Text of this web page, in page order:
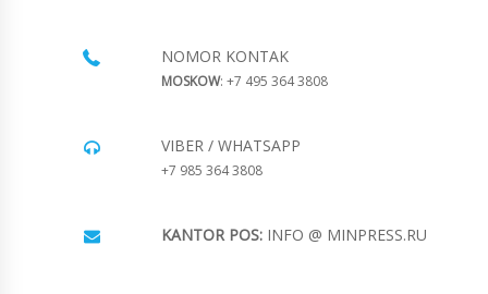
NOMOR KONTAK
MOSKOW: +7 495 364 3808
VIBER / WHATSAPP
+7 985 364 3808
KANTOR POS: INFO @ MINPRESS.RU